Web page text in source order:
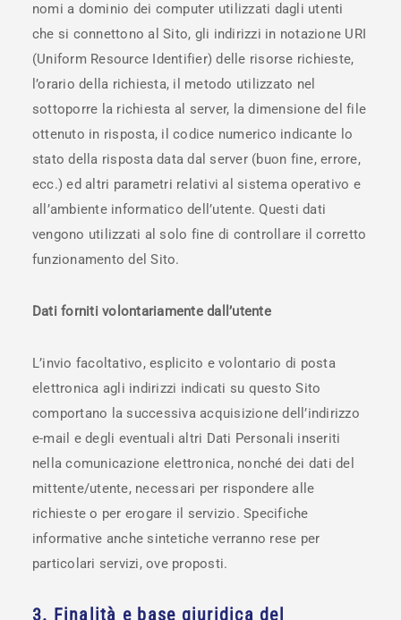
nomi a dominio dei computer utilizzati dagli utenti
che si connettono al Sito, gli indirizzi in notazione URI
(Uniform Resource Identifier) delle risorse richieste,
l’orario della richiesta, il metodo utilizzato nel
sottoporre la richiesta al server, la dimensione del file
ottenuto in risposta, il codice numerico indicante lo
stato della risposta data dal server (buon fine, errore,
ecc.) ed altri parametri relativi al sistema operativo e
all’ambiente informatico dell’utente. Questi dati
vengono utilizzati al solo fine di controllare il corretto
funzionamento del Sito.
Dati forniti volontariamente dall’utente
L’invio facoltativo, esplicito e volontario di posta
elettronica agli indirizzi indicati su questo Sito
comportano la successiva acquisizione dell’indirizzo
e-mail e degli eventuali altri Dati Personali inseriti
nella comunicazione elettronica, nonché dei dati del
mittente/utente, necessari per rispondere alle
richieste o per erogare il servizio. Specifiche
informative anche sintetiche verranno rese per
particolari servizi, ove proposti.
3. Finalità e base giuridica del